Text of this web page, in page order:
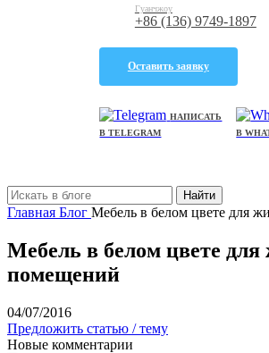
НАПИСАТЬ
В TELEGRAM
В
Гуанчжоу
+86 (136) 9749-1897
Оставить заявку
Найти
Главная Блог Мебель в белом цвете для
Мебель в белом цвете
помещений
04/07/2016
Предложить статью / тему
Новые комментарии